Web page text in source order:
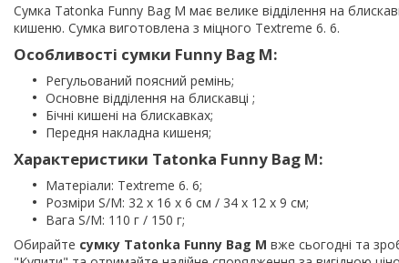
Сумка Tatonka Funny Bag M має велике відділення на
кишеню. Сумка виготовлена ​​з міцного Textreme 6. 6.
Особливості сумки Funny Bag M:
Регульований поясний ремінь;
Основне відділення на блискавці ;
Бічні кишені на блискавках;
Передня накладна кишеня;
Характеристики Tatonka Funny Bag M:
Матеріали: Textreme 6. 6;
Розміри S/M: 32 х 16 х 6 см / 34 х 12 х 9 см;
Вага S/M: 110 г / 150 г;
Обирайте сумку Tatonka Funny Bag M вже сьогодні та